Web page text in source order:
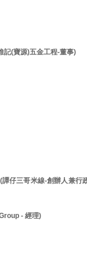
記(寶源)五金工程-董事)
仔三哥米線-創辦人兼行
- 經理)